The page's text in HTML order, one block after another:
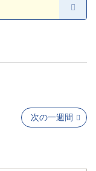
次の一週間